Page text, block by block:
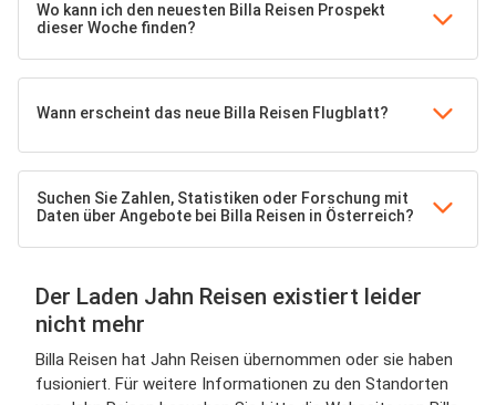
Wo kann ich den neuesten Billa Reisen Prospekt
dieser Woche finden?
Wann erscheint das neue Billa Reisen Flugblatt?
Suchen Sie Zahlen, Statistiken oder Forschung mit
Daten über Angebote bei Billa Reisen in Österreich?
Der Laden Jahn Reisen existiert leider
nicht mehr
Billa Reisen hat Jahn Reisen übernommen oder sie haben
fusioniert. Für weitere Informationen zu den Standorten